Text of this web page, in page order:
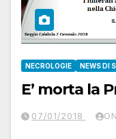
NECROLOGIE NEWS DI
E’ morta la
07/01/2018